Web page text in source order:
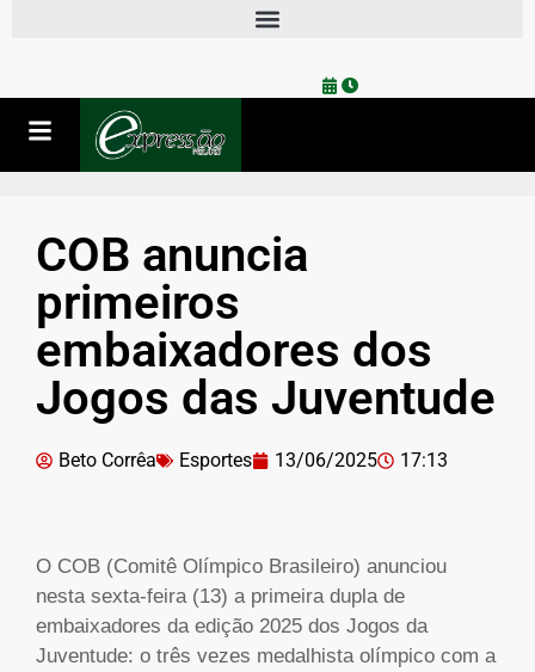
COB anuncia
primeiros
embaixadores dos
Jogos das Juventude
Beto Corrêa Esportes 13/06/2025 17:13
O COB (Comitê Olímpico Brasileiro) anunciou
nesta sexta-feira (13) a primeira dupla de
embaixadores da edição 2025 dos Jogos da
Juventude: o três vezes medalhista olímpico com a